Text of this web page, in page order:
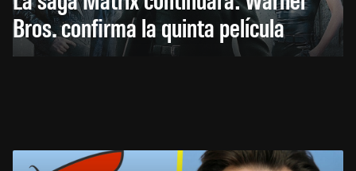
Bros. confirma la quinta película